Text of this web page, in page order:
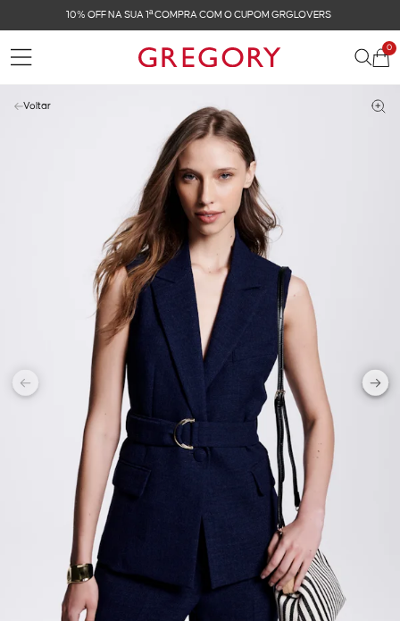
FRETE GRÁTIS NAS COMPRAS ACIMA DE R$ 899
0
Voltar